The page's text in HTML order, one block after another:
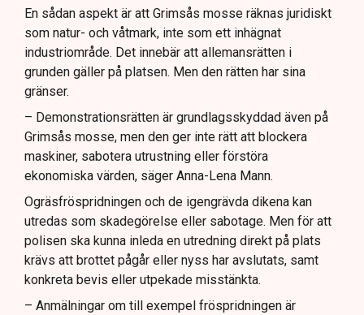
En sådan aspekt är att Grimsås mosse räknas juridiskt
som natur- och våtmark, inte som ett inhägnat
industriområde. Det innebär att allemansrätten i
grunden gäller på platsen. Men den rätten har sina
gränser.
– Demonstrationsrätten är grundlagsskyddad även på
Grimsås mosse, men den ger inte rätt att blockera
maskiner, sabotera utrustning eller förstöra
ekonomiska värden, säger Anna-Lena Mann.
Ogräsfröspridningen och de igengrävda dikena kan
utredas som skadegörelse eller sabotage. Men för att
polisen ska kunna inleda en utredning direkt på plats
krävs att brottet pågår eller nyss har avslutats, samt
konkreta bevis eller utpekade misstänkta.
– Anmälningar om till exempel fröspridningen är